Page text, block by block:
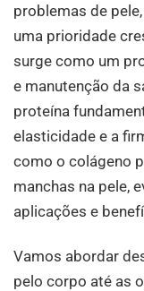
problemas de
uma prioridade
surge como um
e manutenção da
proteína
elasticidade e a
como o colágeno
manchas na pele,
aplicações e
Vamos abordar
pelo corpo até as